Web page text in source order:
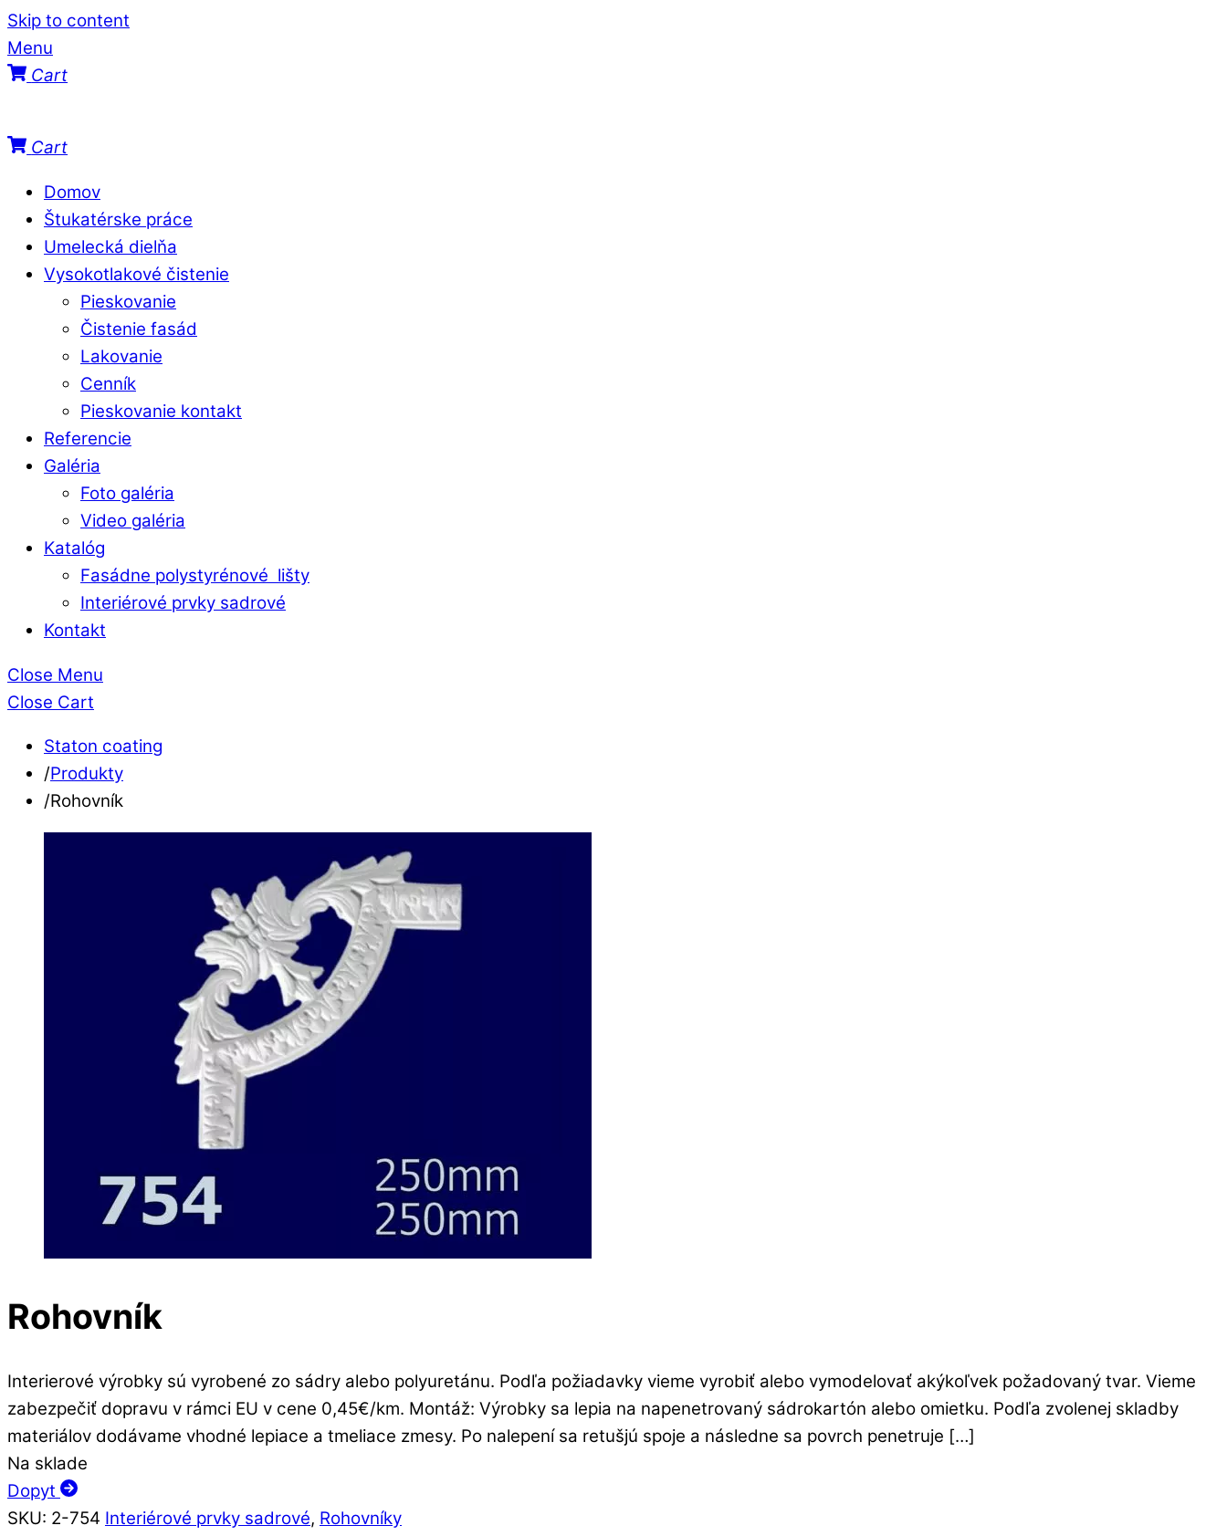
Skip to content
Menu
Cart
Cart
Domov
Štukatérske práce
Umelecká dielňa
Vysokotlakové čistenie
Pieskovanie
Čistenie fasád
Lakovanie
Cenník
Pieskovanie kontakt
Referencie
Galéria
Foto galéria
Video galéria
Katalóg
Fasádne polystyrénové lišty
Interiérové prvky sadrové
Kontakt
Close Menu
Close Cart
Staton coating
/Produkty
/Rohovník
Rohovník
Interierové výrobky sú vyrobené zo sádry alebo polyuretánu. Podľa požiadavky vieme vyrobiť alebo vymodelovať akýkoľvek požadovaný tvar. Vieme
zabezpečiť dopravu v rámci EU v cene 0,45€/km. Montáž: Výrobky sa lepia na napenetrovaný sádrokartón alebo omietku. Podľa zvolenej skladby
materiálov dodávame vhodné lepiace a tmeliace zmesy. Po nalepení sa retušjú spoje a následne sa povrch penetruje […]
Na sklade
Dopyt
SKU: 2-754 Interiérové prvky sadrové, Rohovníky